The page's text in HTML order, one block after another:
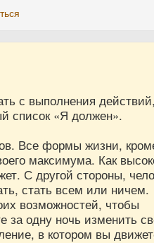
с выполнения действий,
список «Я должен».
Все формы жизни,
максимума. Как
С другой стороны,
стать всем или ничем.
возможностей, чтобы
за одну ночь изменить
в котором вы